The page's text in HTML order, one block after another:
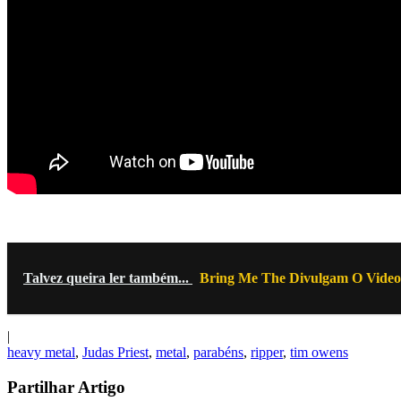
Talvez queira ler também... Bring Me The Divulgam O
|
heavy metal, Judas Priest, metal, parabéns, ripper, tim owens
Partilhar Artigo